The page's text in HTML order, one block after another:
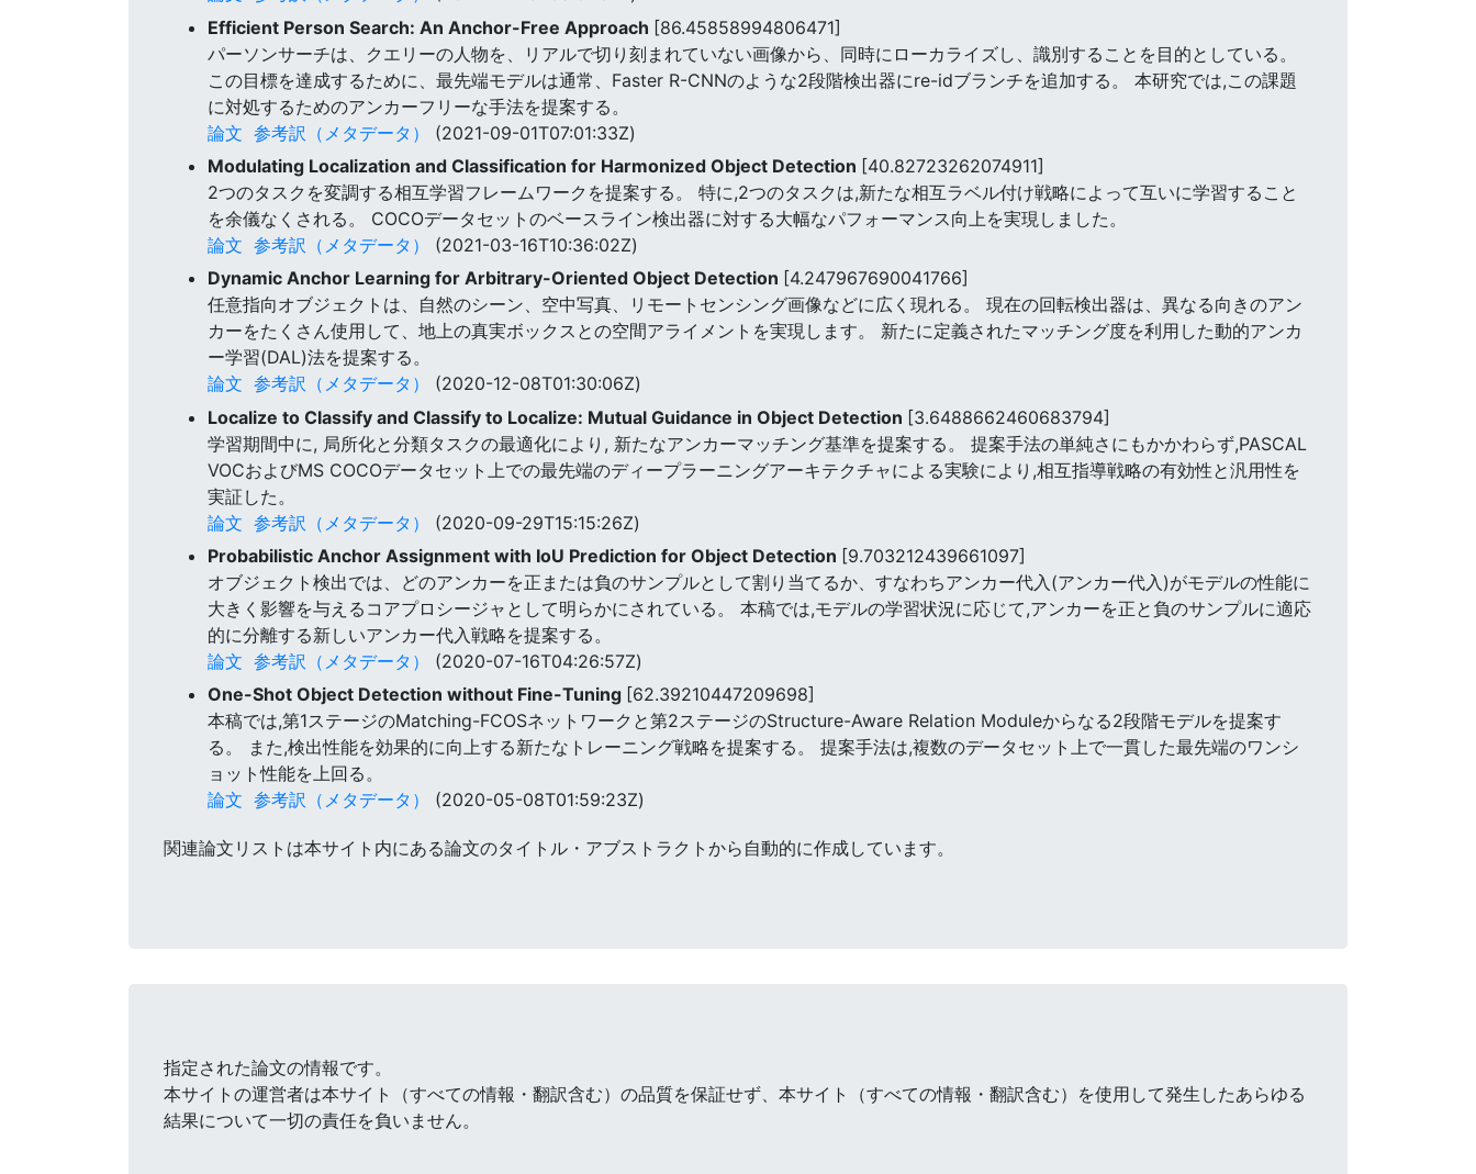
Efficient Person Search: An Anchor-Free Approach [86.45858994806471]
パーソンサーチは、クエリーの人物を、リアルで切り刻まれていない画像から、同時にローカライズし、識別することを目的としている。
この目標を達成するために、最先端モデルは通常、Faster R-CNNのような2段階検出器にre-idブランチを追加する。 本研究では,この課題
に対処するためのアンカーフリーな手法を提案する。
論文 参考訳（メタデータ）
(2021-09-01T07:01:33Z)
Modulating Localization and Classification for Harmonized Object Detection [40.82723262074911]
2つのタスクを変調する相互学習フレームワークを提案する。 特に,2つのタスクは,新たな相互ラベル付け戦略によって互いに学習すること
を余儀なくされる。 COCOデータセットのベースライン検出器に対する大幅なパフォーマンス向上を実現しました。
論文 参考訳（メタデータ）
(2021-03-16T10:36:02Z)
Dynamic Anchor Learning for Arbitrary-Oriented Object Detection [4.247967690041766]
任意指向オブジェクトは、自然のシーン、空中写真、リモートセンシング画像などに広く現れる。 現在の回転検出器は、異なる向きのアン
カーをたくさん使用して、地上の真実ボックスとの空間アライメントを実現します。 新たに定義されたマッチング度を利用した動的アンカ
ー学習(DAL)法を提案する。
論文 参考訳（メタデータ）
(2020-12-08T01:30:06Z)
Localize to Classify and Classify to Localize: Mutual Guidance in Object Detection [3.6488662460683794]
学習期間中に, 局所化と分類タスクの最適化により, 新たなアンカーマッチング基準を提案する。 提案手法の単純さにもかかわらず,PASCAL
VOCおよびMS COCOデータセット上での最先端のディープラーニングアーキテクチャによる実験により,相互指導戦略の有効性と汎用性を
実証した。
論文 参考訳（メタデータ）
(2020-09-29T15:15:26Z)
Probabilistic Anchor Assignment with IoU Prediction for Object Detection [9.703212439661097]
オブジェクト検出では、どのアンカーを正または負のサンプルとして割り当てるか、すなわちアンカー代入(アンカー代入)がモデルの性能に
大きく影響を与えるコアプロシージャとして明らかにされている。 本稿では,モデルの学習状況に応じて,アンカーを正と負のサンプルに適応
的に分離する新しいアンカー代入戦略を提案する。
論文 参考訳（メタデータ）
(2020-07-16T04:26:57Z)
One-Shot Object Detection without Fine-Tuning [62.39210447209698]
本稿では,第1ステージのMatching-FCOSネットワークと第2ステージのStructure-Aware Relation Moduleからなる2段階モデルを提案す
る。 また,検出性能を効果的に向上する新たなトレーニング戦略を提案する。 提案手法は,複数のデータセット上で一貫した最先端のワンシ
ョット性能を上回る。
論文 参考訳（メタデータ） (2020-05-08T01:59:23Z)
関連論文リストは本サイト内にある論文のタイトル・アブストラクトから自動的に作成しています。
指定された論文の情報です。
本サイトの運営者は本サイト（すべての情報・翻訳含む）の品質を保証せず、本サイト（すべての情報・翻訳含む）を使用して発生したあらゆる
結果について一切の責任を負いません。